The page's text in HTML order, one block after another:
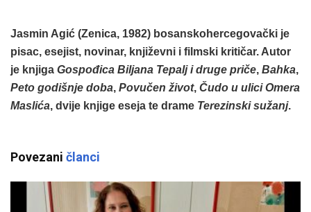
Jasmin Agić (Zenica, 1982) bosanskohercegovački je
pisac, esejist, novinar, književni i filmski kritičar. Autor
je knjiga Gospođica Biljana Tepalj i druge priče, Bahka,
Peto godišnje doba, Povučen život, Čudo u ulici Omera
Maslića, dvije knjige eseja te drame Terezinski sužanj.
Povezani članci